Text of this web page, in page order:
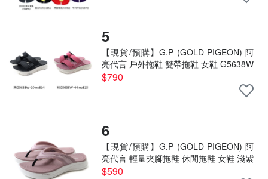
5
【現貨/預購】G.P (GOLD PIGEON) 阿
亮代言 戶外拖鞋 雙帶拖鞋 女鞋 G5638W
$790
6
【現貨/預購】G.P (GOLD PIGEON) 阿
亮代言 輕量夾腳拖鞋 休閒拖鞋 女鞋 淺紫
色 G5654W-44 no862
$590